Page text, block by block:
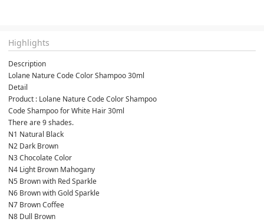
Highlights
Description
Lolane Nature Code Color Shampoo 30ml
Detail
Product : Lolane Nature Code Color Shampoo
Code Shampoo for White Hair 30ml
There are 9 shades.
N1 Natural Black
N2 Dark Brown
N3 Chocolate Color
N4 Light Brown Mahogany
N5 Brown with Red Sparkle
N6 Brown with Gold Sparkle
N7 Brown Coffee
N8 Dull Brown